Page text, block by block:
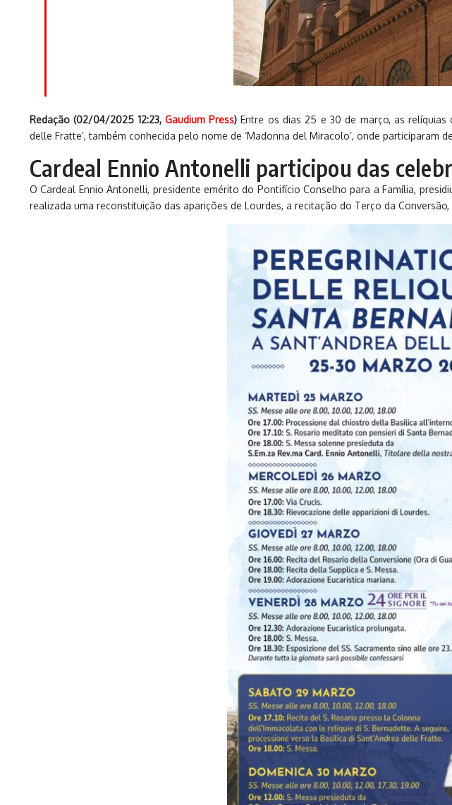
Redação (02/04/2025 12:23, Gaudium Press) Entre os dias 25 e 30 de março, as relíquias
delle Fratte’, também conhecida pelo nome de ‘Madonna del Miracolo’, onde participaram
Cardeal Ennio Antonelli participou das
O Cardeal Ennio Antonelli, presidente emérito do Pontifício Conselho para a Família,
realizada uma reconstituição das aparições de Lourdes, a recitação do Terço da